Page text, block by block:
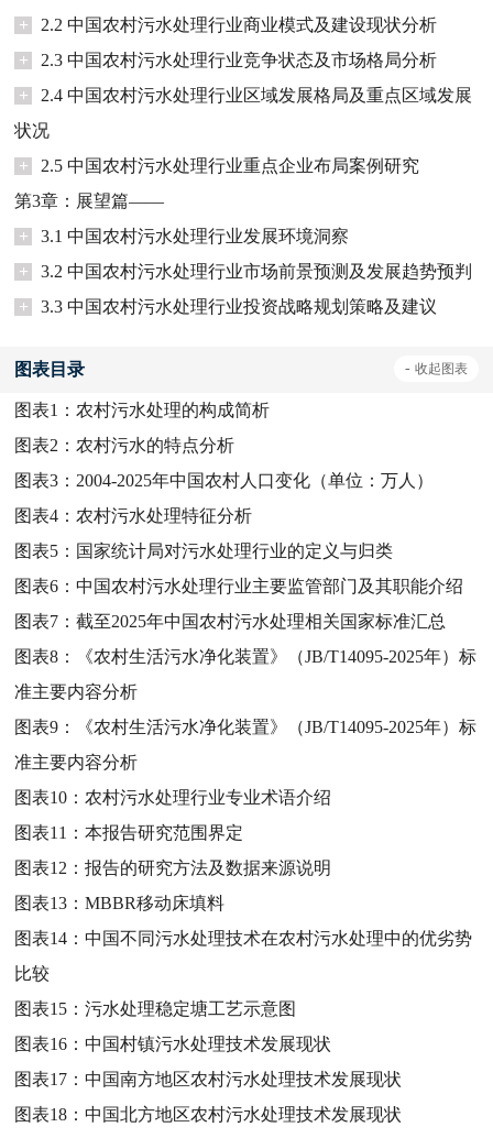
+
2.2 中国农村污水处理行业商业模式及建设现状分析
+
2.3 中国农村污水处理行业竞争状态及市场格局分析
+
2.4 中国农村污水处理行业区域发展格局及重点区域发展
状况
+
2.5 中国农村污水处理行业重点企业布局案例研究
第3章：展望篇——
+
3.1 中国农村污水处理行业发展环境洞察
+
3.2 中国农村污水处理行业市场前景预测及发展趋势预判
+
3.3 中国农村污水处理行业投资战略规划策略及建议
图表目录 - 收起图表
图表1：农村污水处理的构成简析
图表2：农村污水的特点分析
图表3： 2004-2025年中国农村人口变化（单位：万人）
图表4：农村污水处理特征分析
图表5： 国家统计局对污水处理行业的定义与归类
图表6：中国农村污水处理行业主要监管部门及其职能介绍
图表7：截至2025年中国农村污水处理相关国家标准汇总
图表8：
《农村生活污水净化装置》（JB/T14095-2025年）标
准主要内容分析
图表9：
《农村生活污水净化装置》（JB/T14095-2025年）标
准主要内容分析
图表10：农村污水处理行业专业术语介绍
图表11：本报告研究范围界定
图表12：报告的研究方法及数据来源说明
图表13：MBBR移动床填料
图表14：中国不同污水处理技术在农村污水处理中的优劣势
比较
图表15：污水处理稳定塘工艺示意图
图表16：中国村镇污水处理技术发展现状
图表17：中国南方地区农村污水处理技术发展现状
图表18：中国北方地区农村污水处理技术发展现状